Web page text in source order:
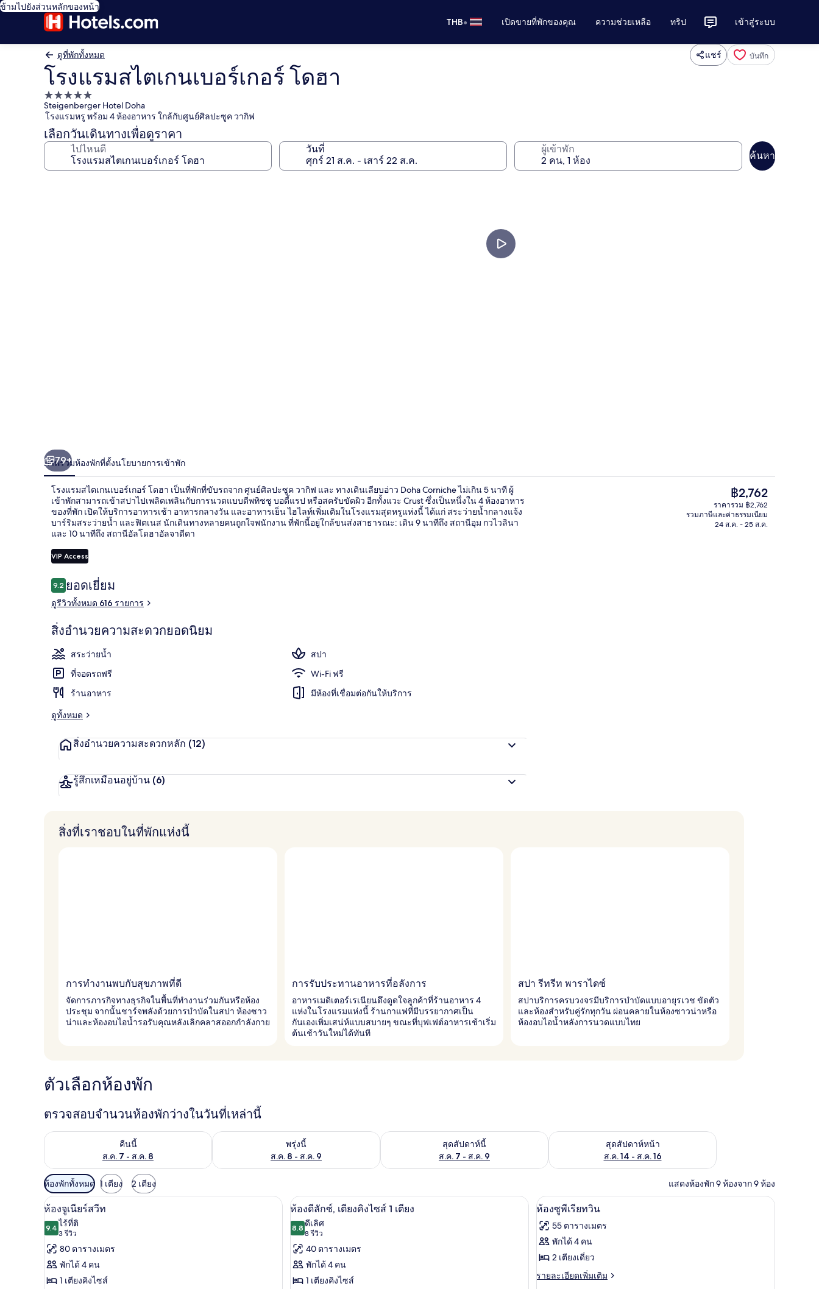
ข้ามไปยังส่วนหลักของหน้า
THB• เปิดขายที่พักของคุณ ความช่วยเหลือ ทริป เข้าสู่ระบบ
ดูที่พักทั้งหมด แชร์ บันทึก
โรงแรมสไตเกนเบอร์เกอร์ โดฮา
ที่พัก
5.0
ดาว
Steigenberger Hotel Doha
โรงแรมหรู พร้อม 4 ห้องอาหาร ใกล้กับศูนย์ศิลปะซูค วากิฟ
เลือกวันเดินทางเพื่อดูราคา
ไปไหนดี วันที่ ผู้เข้าพัก
ค้นหา
สระว่ายน้ำกลางแจ้ง เปิด 6:00 น. ถึง 22:00 น., ร่มริมสระว่ายน้ำ4 ห้องอาหาร, บริการอาหารเช้า อาหา
79+
ภาพรวมห้องพักที่ตั้งนโยบายการเข้าพัก
โรงแรมสไตเกนเบอร์เกอร์ โดฮา เป็นที่พักที่ขับรถจาก ศูนย์ศิลปะซูค วากิฟ และ ทางเดินเลียบอ่าว Doha Corniche ไม่เกิน 5 นาที ผู้
เข้าพักสามารถเข้าสปาไปเพลิดเพลินกับการนวดแบบดีพทิชชู บอดี้แรป หรือสครับขัดผิว อีกทั้งแวะ Crust ซึ่งเป็นหนึ่งใน 4 ห้องอาหาร
ของที่พัก เปิดให้บริการอาหารเช้า อาหารกลางวัน และอาหารเย็น ไฮไลท์เพิ่มเติมในโรงแรมสุดหรูแห่งนี้ ได้แก่ สระว่ายน้ำกลางแจ้ง
บาร์ริมสระว่ายน้ำ และฟิตเนส นักเดินทางหลายคนถูกใจพนักงาน ที่พักนี้อยู่ใกล้ขนส่งสาธารณะ: เดิน 9 นาทีถึง สถานีอุม กวไวลินา
และ 10 นาทีถึง สถานีอัลโดฮาอัลจาดีดา
VIP Access
รีวิว
9.29.2 จาก 10
ยอดเยี่ยม
ดูรีวิวทั้งหมด 616 รายการ
สิ่งอำนวยความสะดวกยอดนิยม
สระว่ายน้ำ
สปา
ที่จอดรถฟรี
Wi-Fi ฟรี
ร้านอาหาร
มีห้องที่เชื่อมต่อกันให้บริการ
ดูทั้งหมด
สิ่งอำนวยความสะดวกหลัก (12)
รู้สึกเหมือนอยู่บ้าน (6)
ราคา
ปัจจุบัน
฿2,762
฿2,762
ราคารวม ฿2,762
รวมภาษีและค่าธรรมเนียม
24 ส.ค. - 25 ส.ค.
สิ่งที่เราชอบในที่พักแห่งนี้
การทำงานพบกับสุขภาพที่ดี
จัดการภารกิจทางธุรกิจในพื้นที่ทำงานร่วมกันหรือห้อง
ประชุม จากนั้นชาร์จพลังด้วยการบำบัดในสปา ห้องซาว
น่าและห้องอบไอน้ำรอรับคุณหลังเลิกคลาสออกกำลังกาย
การรับประทานอาหารที่อลังการ
อาหารเมดิเตอร์เรเนียนดึงดูดใจลูกค้าที่ร้านอาหาร 4
แห่งในโรงแรมแห่งนี้ ร้านกาแฟที่มีบรรยากาศเป็น
กันเองเพิ่มเสน่ห์แบบสบายๆ ขณะที่บุฟเฟต์อาหารเช้าเริ่ม
ต้นเช้าวันใหม่ได้ทันที
สปา รีทรีท พาราไดซ์
สปาบริการครบวงจรมีบริการบำบัดแบบอายุรเวช ขัดตัว
และห้องสำหรับคู่รักทุกวัน ผ่อนคลายในห้องซาวน่าหรือ
ห้องอบไอน้ำหลังการนวดแบบไทย
ตัวเลือกห้องพัก
ตรวจสอบจำนวนห้องพักว่างในวันที่เหล่านี้
คืนนี้
ส.ค. 7 - ส.ค. 8
ตรวจสอบจำนวนห้องพักว่างในคืนนี้ ส.ค. 7 - ส.ค. 8
พรุ่งนี้
ส.ค. 8 - ส.ค. 9
ตรวจสอบจำนวนห้องพักว่างในพรุ่งนี้ ส.ค. 8 - ส.ค. 9
สุดสัปดาห์นี้
ส.ค. 7 - ส.ค. 9
ตรวจสอบจำนวนห้องพักว่างในสุดสัปดาห์นี้ ส.ค. 7 - ส.ค. 9สุดสัปดาห์หน้า
ส.ค. 14 - ส.ค. 16
ตรวจสอบจำนวนห้องพักว่างในสุดสัปดาห์หน้า ส.ค. 14 - ส.ค. 16
ตัว
กรอง
ที่
มี
ให้
สำหรับ
ห้อง
ห้องพักทั้งหมด 1 เตียง 2 เตียง แสดงห้องพัก 9 ห้องจาก 9 ห้อง
เปิด
ภาพถ่าย
ทั้งหมด
ของ
ห้อง
ห้องจูเนียร์สวีท | เครื่องนอนระดับพรีเมียม, ผ้านวมขนเป็ด, เตียงพร้อมฟูกเสริมที่นอน
6
ห้องจูเนียร์สวีท
9.49.4 จาก 10
ไร้ที่ติ
3 รีวิว
(3
รีวิว)
80 ตารางเมตร
พักได้ 4 คน
1 เตียงคิงไซส์
เปิด
ภาพถ่าย
ทั้งหมด
ของ
ห้อง
เครื่องนอนระดับพรีเมียม, ผ้านวมขนเป็ด, เตียงพร้อมฟูกเสริมที่นอน
7
ห้องดีลักซ์, เตียงคิงไซส์ 1 เตียง
8.88.8 จาก 10
ดีเลิศ
8 รีวิว
(8
รีวิว)
40 ตารางเมตร
พักได้ 4 คน
1 เตียงคิงไซส์
เปิด
ภาพถ่าย
ทั้งหมด
ของ
ห้อง
เครื่องนอนระดับพรีเมียม, ผ้านวมขนเป็ด, เตีย
5
ห้องซูพีเรียทวิน
55 ตารางเมตร
พักได้ 4 คน
2 เตียงเดี่ยว
รายละเอียดเพิ่มเติม
ราย